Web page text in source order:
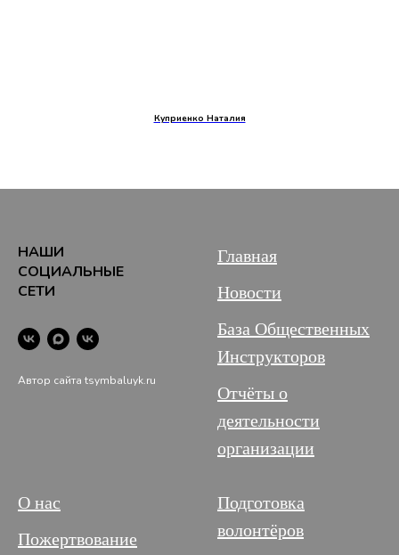
Куприенко Наталия
НАШИ
СОЦИАЛЬНЫЕ
СЕТИ
Автор сайта tsymbaluyk.ru
Главная
Новости
База Общественных
Инструкторов
Отчёты о
деятельности
организации
О нас
Пожертвование
Подготовка
волонтёров